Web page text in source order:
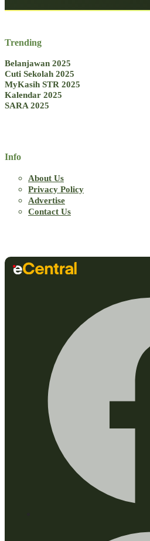
Trending
Belanjawan 2025
Cuti Sekolah 2025
MyKasih STR 2025
Kalendar 2025
SARA 2025
Info
About Us
Privacy Policy
Advertise
Contact Us